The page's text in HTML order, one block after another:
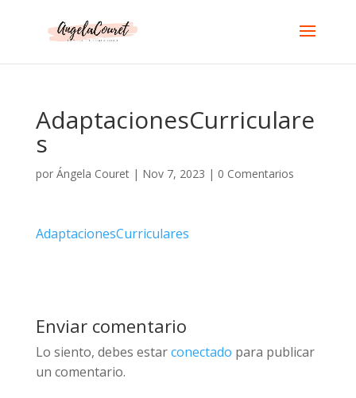
AdaptacionesCurriculare
s
por Ángela Couret| Nov 7, 2023 | 0 Comentarios
AdaptacionesCurriculares
Enviar comentario
Lo siento, debes estarconectado para publicar
un comentario.